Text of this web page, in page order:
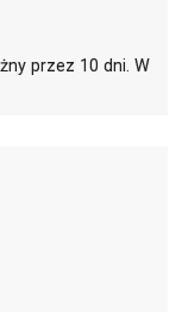
przez 10 dni. W